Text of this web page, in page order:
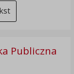
Publiczna